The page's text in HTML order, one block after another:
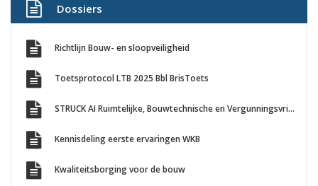
Dossiers
Richtlijn Bouw- en sloopveiligheid
Toetsprotocol LTB 2025 Bbl BrisToets
STRUCK AI Ruimtelijke, Bouwtechnische en Vergunningsvrij Bouwen toetsing
Kennisdeling eerste ervaringen WKB
Kwaliteitsborging voor de bouw